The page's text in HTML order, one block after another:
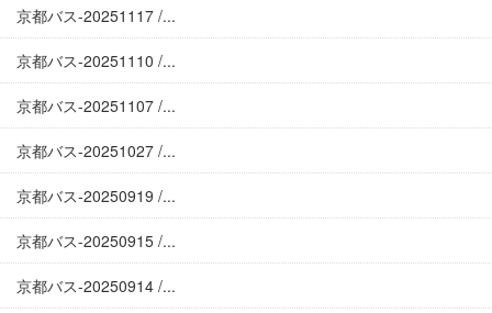
京都バス-20251117 /...
京都バス-20251110 /...
京都バス-20251107 /...
京都バス-20251027 /...
京都バス-20250919 /...
京都バス-20250915 /...
京都バス-20250914 /...